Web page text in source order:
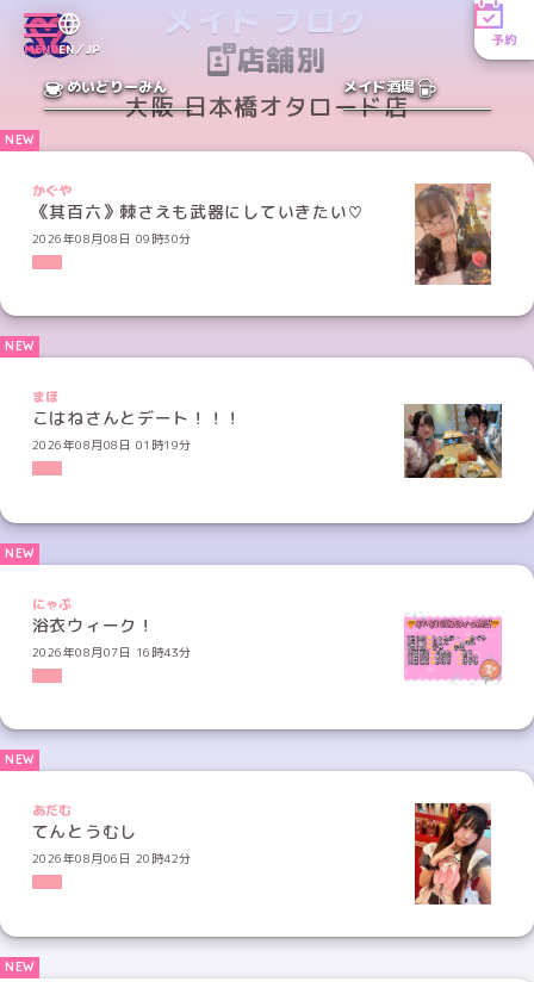
MENUEN／JP
予約
めいどりーみん メイド酒場
メイド ブログ
店舗別
大阪 日本橋オタロード店
かぐや
《其百六》棘さえも武器にしていきたい♡
2026年08月08日 09時30分
まほ
こはねさんとデート！！！
2026年08月08日 01時19分
にゃぷ
浴衣ウィーク！
2026年08月07日 16時43分
あだむ
てんとうむし
2026年08月06日 20時42分